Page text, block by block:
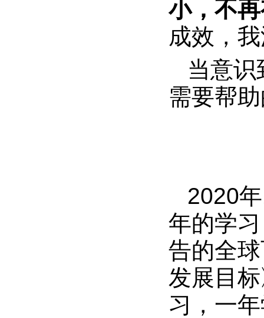
小，不
成效，
当意
需要帮
2020
年的学
告的全
发展目
习，一